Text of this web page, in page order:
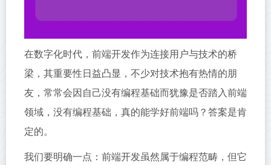
在数字化时代，前端开发作为连接用户与技术的桥
梁，其重要性日益凸显，不少对技术抱有热情的朋
友，常常会因自己没有编程基础而犹豫是否踏入前端
领域，没有编程基础，真的能学好前端吗？答案是肯
定的。
我们要明确一点：前端开发虽然属于编程范畴，但它